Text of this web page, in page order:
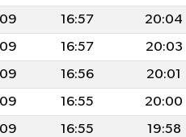
16:57 20:04
16:57 20:03
16:56 20:01
16:55 20:00
16:55 19:58